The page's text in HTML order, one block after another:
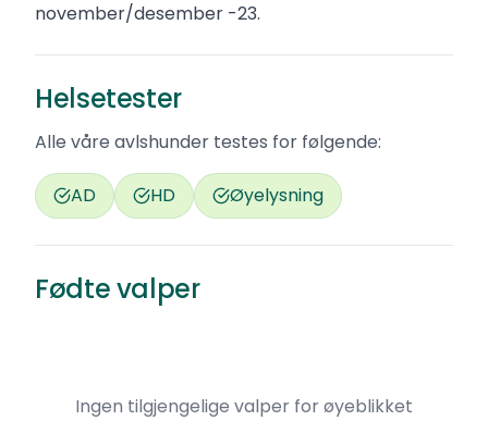
november/desember -23.
Helsetester
Alle våre avlshunder testes for følgende:
AD HD Øyelysning
Fødte valper
Ingen tilgjengelige valper for øyeblikket